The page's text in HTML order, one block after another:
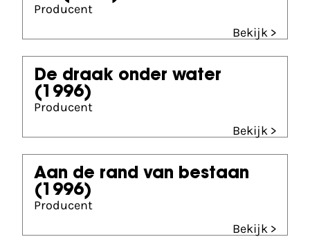
Producent
Bekijk >
De draak onder water
(1996)
Producent
Bekijk >
Aan de rand van bestaan
(1996)
Producent
Bekijk >